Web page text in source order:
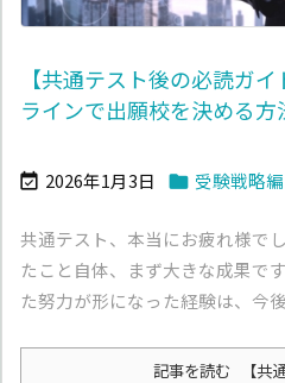
【共通テスト後の必読ガ
ラインで出願校を決める
 2026年1月3日  受験戦略編
共通テスト、本当にお疲れ様で
たこと自体、まず大きな成果で
た努力が形になった経験は、今
記事を読む 【共